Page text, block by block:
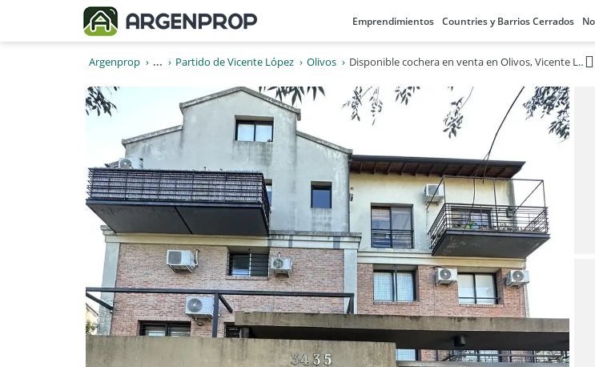
Emprendimientos Countries y Barrios Cerrados
Argenprop ... Partido de Vicente López Olivos Disponible cochera en venta en Olivos, Vicente López